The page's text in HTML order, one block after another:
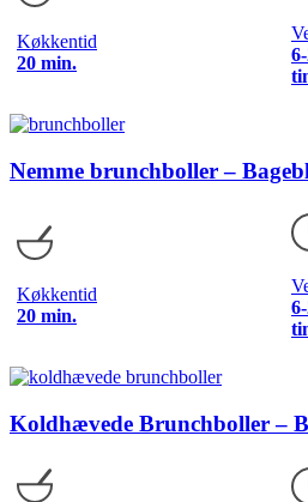
Køkkentid
20 min.
Nemme brunchboller –
Køkkentid
20 min.
Koldhævede Brunchboller –